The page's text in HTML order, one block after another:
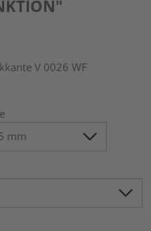
V 0026 WF